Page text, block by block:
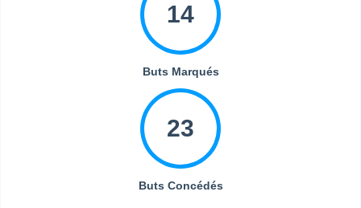
14
Buts Marqués
23
Buts Concédés